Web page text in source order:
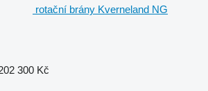
rotační brány Kverneland NG
300 Kč